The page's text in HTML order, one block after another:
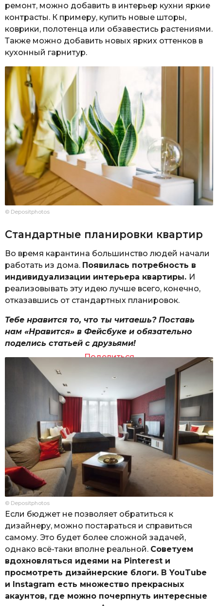
ремонт, можно добавить в интерьер кухни яркие
контрасты. К примеру, купить новые шторы,
коврики, полотенца или обзавестись растениями.
Также можно добавить новых ярких оттенков в
кухонный гарнитур.
© Depositphotos
Стандартные планировки квартир
Во время карантина большинство людей начали
работать из дома. Появилась потребность в
индивидуализации интерьера квартиры. И
реализовывать эту идею лучше всего, конечно,
отказавшись от стандартных планировок.
Тебе нравится то, что ты читаешь? Поставь
нам «Нравится» в Фейсбуке и обязательно
поделись статьей с друзьями!
Поделиться
© Depositphotos
Если бюджет не позволяет обратиться к
дизайнеру, можно постараться и справиться
самому. Это будет более сложной задачей,
однако всё-таки вполне реальной. Советуем
вдохновляться идеями на Pinterest и
просмотреть дизайнерские блоги. В YouTube
и Instagram есть множество прекрасных
акаунтов, где можно почерпнуть интересные